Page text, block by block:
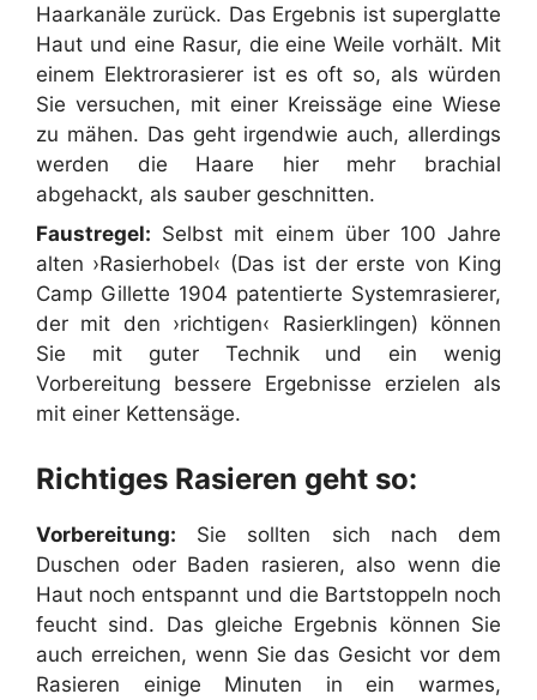
Haarkanäle zurück. Das Ergebnis ist superglatte
Haut und eine Rasur, die eine Weile vorhält. Mit
einem Elektrorasierer ist es oft so, als würden
Sie versuchen, mit einer Kreissäge eine Wiese
zu mähen. Das geht irgendwie auch, allerdings
werden die Haare hier mehr brachial
abgehackt, als sauber geschnitten.
Faustregel: Selbst mit einem über 100 Jahre
alten ›Rasierhobel‹ (Das ist der erste von King
Camp Gillette 1904 patentierte Systemrasierer,
der mit den ›richtigen‹ Rasierklingen) können
Sie mit guter Technik und ein wenig
Vorbereitung bessere Ergebnisse erzielen als
mit einer Kettensäge.
Richtiges Rasieren geht so:
Vorbereitung: Sie sollten sich nach dem
Duschen oder Baden rasieren, also wenn die
Haut noch entspannt und die Bartstoppeln noch
feucht sind. Das gleiche Ergebnis können Sie
auch erreichen, wenn Sie das Gesicht vor dem
Rasieren einige Minuten in ein warmes,